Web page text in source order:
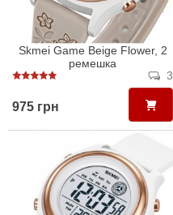
Skmei Game Beige Flower, 2
ремешка
3
975 грн